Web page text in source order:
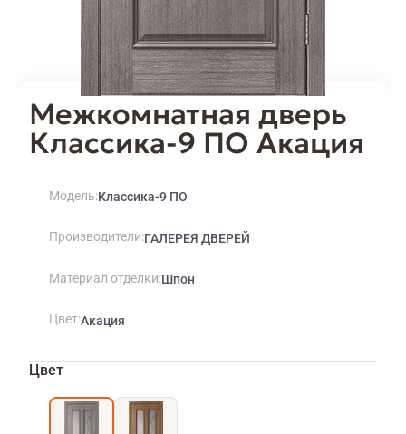
Межкомнатная дверь
Классика-9 ПО Акация
Модель Классика-9 ПО
Производители ГАЛЕРЕЯ ДВЕРЕЙ
Материал отделки Шпон
ЦветАкация
Цвет